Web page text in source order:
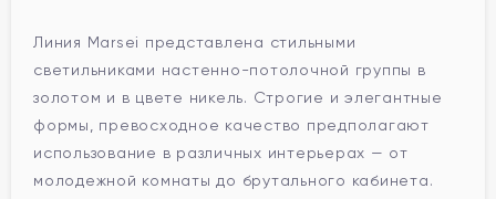
Линия Marsei представлена стильными
светильниками настенно-потолочной группы в
золотом и в цвете никель. Строгие и элегантные
формы, превосходное качество предполагают
использование в различных интерьерах — от
молодежной комнаты до брутального кабинета.